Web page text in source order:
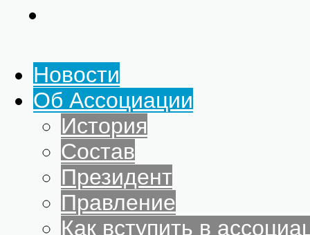
Новости
Об Ассоциации
История
Состав
Президент
Правление
Как вступить в